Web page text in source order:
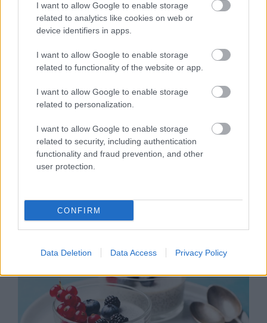
I want to allow Google to enable storage
related to analytics like cookies on web or
device identifiers in apps.
I want to allow Google to enable storage
related to functionality of the website or app.
I want to allow Google to enable storage
related to personalization.
I want to allow Google to enable storage
related to security, including authentication
functionality and fraud prevention, and other
user protection.
CONFIRM
Data Deletion Data Access Privacy Policy
G-FOOD
Két mennyei smoothie, ami